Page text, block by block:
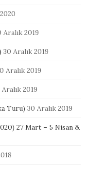
Aralık 2019
30 Aralık 2019
Aralık 2019
2019
Turu) 30 Aralık 2019
27 Mart – 5 Nisan &